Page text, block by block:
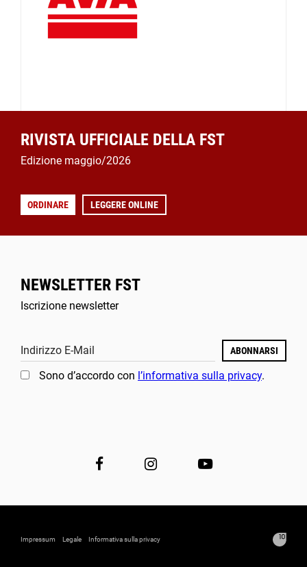
RIVISTA UFFICIALE DELLA FST
Edizione maggio/2026
ORDINARE LEGGERE ONLINE
NEWSLETTER FST
Iscrizione newsletter
Indirizzo E-Mail ABONNARSI
Sono d’accordo con l’informativa sulla privacy.
Impressum Legale Informativa sulla privacy